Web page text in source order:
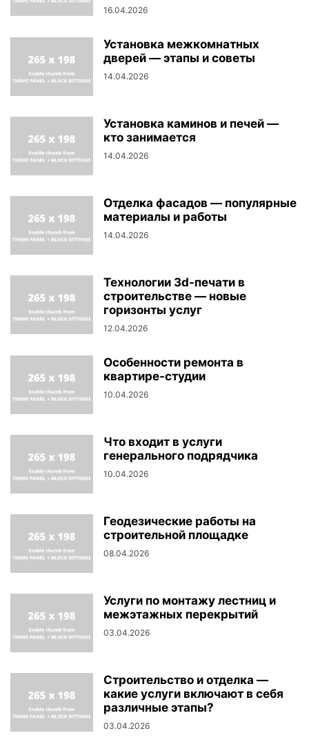
16.04.2026
Установка межкомнатных
дверей — этапы и советы
14.04.2026
Установка каминов и печей —
кто занимается
14.04.2026
Отделка фасадов — популярные
материалы и работы
14.04.2026
Технологии 3d-печати в
строительстве — новые
горизонты услуг
12.04.2026
Особенности ремонта в
квартире-студии
10.04.2026
Что входит в услуги
генерального подрядчика
10.04.2026
Геодезические работы на
строительной площадке
08.04.2026
Услуги по монтажу лестниц и
межэтажных перекрытий
03.04.2026
Строительство и отделка —
какие услуги включают в себя
различные этапы?
03.04.2026